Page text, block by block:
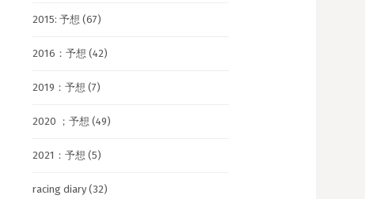
2015: 予想 (67)
2016：予想 (42)
2019：予想 (7)
2020 ；予想 (49)
2021：予想 (5)
racing diary(32)